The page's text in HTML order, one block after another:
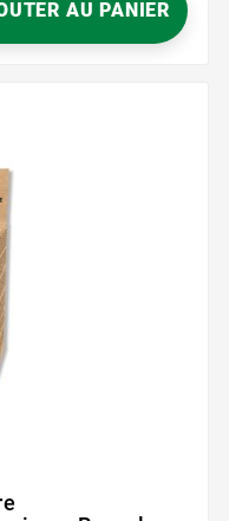
AU PANIER